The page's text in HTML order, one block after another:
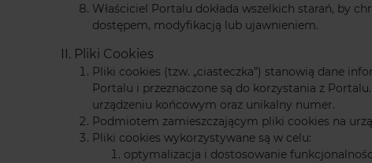
Właściciel Portalu dokłada wszelkich starań, by
dostępem, modyfikacją lub ujawnieniem.
II. Pliki Cookies
Pliki cookies (tzw. „ciasteczka”) stanowią dane
Portalu i przeznaczone są do korzystania z
urządzeniu końcowym oraz unikalny numer.
Podmiotem zamieszczającym pliki cookies na
Pliki cookies wykorzystywane są w celu:
optymalizacja i dostosowanie